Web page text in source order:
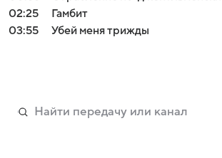
02:25
Гамбит
03:55
Убей меня трижды